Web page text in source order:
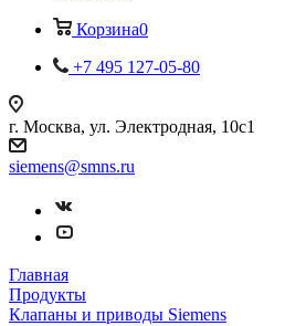
Корзина0
+7 495 127-05-80
г. Москва, ул. Электродная, 10с1
siemens@smns.ru
Главная
Продукты
Клапаны и приводы Siemens